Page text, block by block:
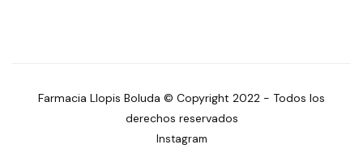
Farmacia Llopis Boluda © Copyright 2022 - Todos los
derechos reservados
Instagram